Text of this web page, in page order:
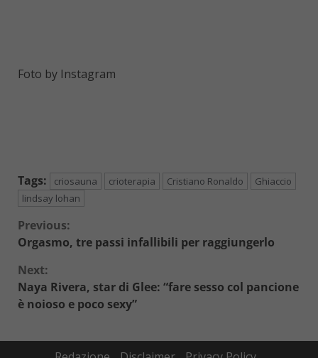
Foto by Instagram
Tags: criosauna crioterapia Cristiano Ronaldo
Ghiaccio
lindsay lohan
Continue
Reading
Previous:
Orgasmo, tre passi infallibili per raggiungerlo
Next:
Naya Rivera, star di Glee: “fare sesso col pancione
è noioso e poco sexy”